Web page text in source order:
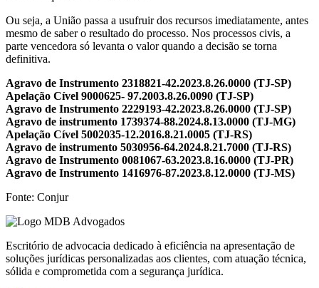
Ou seja, a União passa a usufruir dos recursos imediatamente, antes
mesmo de saber o resultado do processo. Nos processos civis, a
parte vencedora só levanta o valor quando a decisão se torna
definitiva.
Agravo de Instrumento 2318821-42.2023.8.26.0000 (TJ-SP)
Apelação Cível 9000625- 97.2003.8.26.0090 (TJ-SP)
Agravo de Instrumento 2229193-42.2023.8.26.0000 (TJ-SP)
Agravo de instrumento 1739374-88.2024.8.13.0000 (TJ-MG)
Apelação Cível 5002035-12.2016.8.21.0005 (TJ-RS)
Agravo de instrumento 5030956-64.2024.8.21.7000 (TJ-RS)
Agravo de Instrumento 0081067-63.2023.8.16.0000 (TJ-PR)
Agravo de Instrumento 1416976-87.2023.8.12.0000 (TJ-MS)
Fonte: Conjur
Escritório de advocacia dedicado à eficiência na apresentação de
soluções jurídicas personalizadas aos clientes, com atuação técnica,
sólida e comprometida com a segurança jurídica.